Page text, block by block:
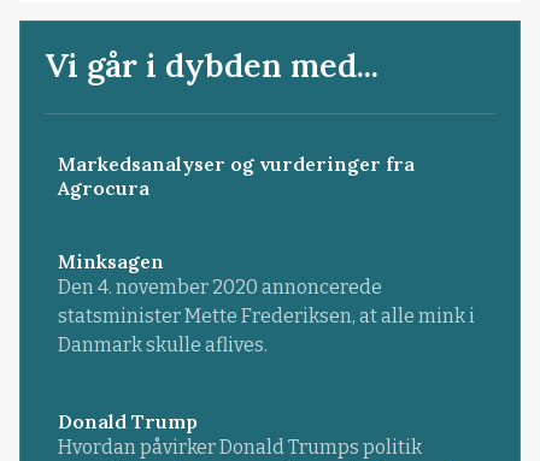
Vi går i dybden med...
Markedsanalyser og vurderinger fra
Agrocura
Minksagen
Den 4. november 2020 annoncerede
statsminister Mette Frederiksen, at alle mink i
Danmark skulle aflives.
Donald Trump
Hvordan påvirker Donald Trumps politik